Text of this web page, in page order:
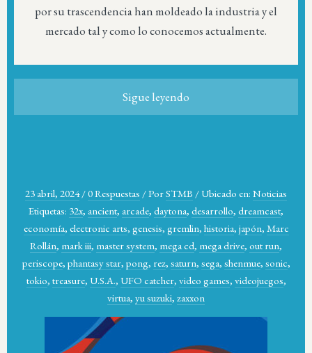
por su trascendencia han moldeado la industria y el
mercado tal y como lo conocemos actualmente.
Sigue leyendo
23 abril, 2024 /0 Respuestas /PorSTMB / Ubicado en: Noticias
Etiquetas: 32x, ancient, arcade, daytona, desarrollo, dreamcast,
economía, electronic arts, genesis, gremlin, historia, japón, Marc
Rollán, mark iii, master system, mega cd, mega drive, out run,
periscope, phantasy star, pong, rez, saturn, sega, shenmue, sonic,
tokio, treasure, U.S.A., UFO catcher, video games, videojuegos,
virtua, yu suzuki, zaxxon